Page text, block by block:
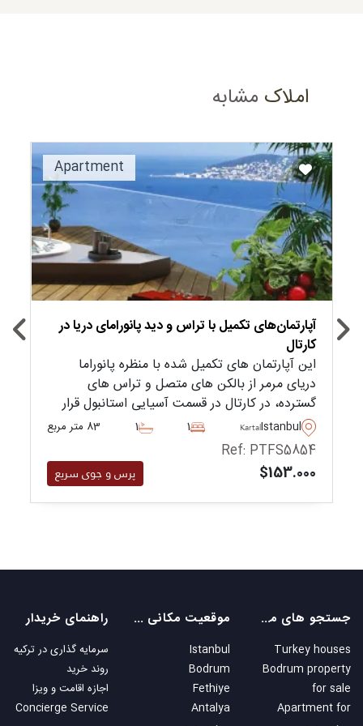
املاک مشابه
Apartment
Recommended
آپارتمان‌های تکمیل با تراس و دید پانورامای دریا در
کارتال
این آپارتمان های تکمیل شده با منظره پانوراما
دریای مرمر از بالکن های متصل و تراس های
گسترده، در کارتال در قسمت آسیایی استانبول قرار
دارند و به طیف وسیعی از امکانات دسترسی دارند.
Istanbul
Kartal
1
1 83 متر مربع
Ref: PTFS5854
$153.000 پرس و جوی سریع
جستجو های محبوب
Turkey houses
Bodrum property
for sale
Apartment for
موقعیت مکانی های محبوب
Istanbul
Bodrum
Fethiye
Antalya
راهنمای خریدار
سرمایه گذاری در ترکیه
روند خرید
اجازه اقامت و ویزا
Concierge Service